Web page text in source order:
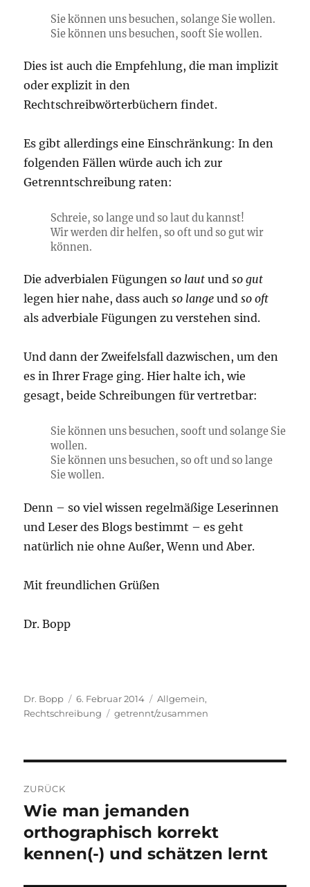
Sie können uns besuchen, solangeSie wollen.
Sie können uns besuchen, sooftSie wollen.
Dies ist auch die Empfehlung, die man implizit
oder explizit in den
Rechtschreibwörterbüchern findet.
Es gibt allerdings eine Einschränkung: In den
folgenden Fällen würde auch ich zur
Getrenntschreibung raten:
Schreie, so langeundso lautdu kannst!
Wir werden dir helfen, so oftundso gutwir
können.
Die adverbialen Fügungenso laut undso gut
legen hier nahe, dass auchso lange undso oft
als adverbiale Fügungen zu verstehen sind.
Und dann der Zweifelsfall dazwischen, um den
es in Ihrer Frage ging. Hier halte ich, wie
gesagt, beide Schreibungen für vertretbar:
Sie können uns besuchen, sooftundsolange Sie
wollen.
Sie können uns besuchen, so oftundso lange
Sie wollen.
Denn – so viel wissen regelmäßige Leserinnen
und Leser des Blogs bestimmt – es geht
natürlich nie ohne Außer, Wenn und Aber.
Mit freundlichen Grüßen
Dr. Bopp
Autor
Dr. Bopp
Veröffentlicht
am
6. Februar 2014 Kategorien
Allgemein,
Rechtschreibung
Schlagwörter
getrennt/zusammen
ZURÜCK
Vorheriger
Beitrag:
Wie man jemanden
orthographisch korrekt
kennen(-) und schätzen lernt